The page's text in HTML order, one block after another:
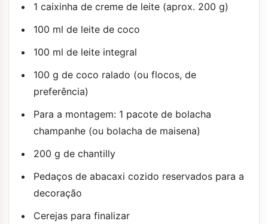
1 caixinha de creme de leite (aprox. 200 g)
100 ml de leite de coco
100 ml de leite integral
100 g de coco ralado (ou flocos, de
preferência)
Para a montagem: 1 pacote de bolacha
champanhe (ou bolacha de maisena)
200 g de chantilly
Pedaços de abacaxi cozido reservados para a
decoração
Cerejas para finalizar